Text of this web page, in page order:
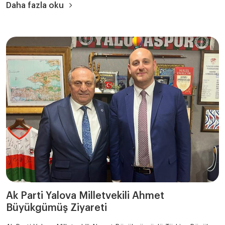
Daha fazla oku
Ak Parti Yalova Milletvekili Ahmet
Büyükgümüş Ziyareti